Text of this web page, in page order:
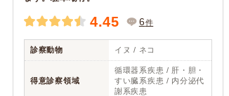
4.45 6件
診察動物 イヌ / ネコ
得意診察領域
循環器系疾患 / 肝・胆・
すい臓系疾患 / 内分泌代
謝系疾患